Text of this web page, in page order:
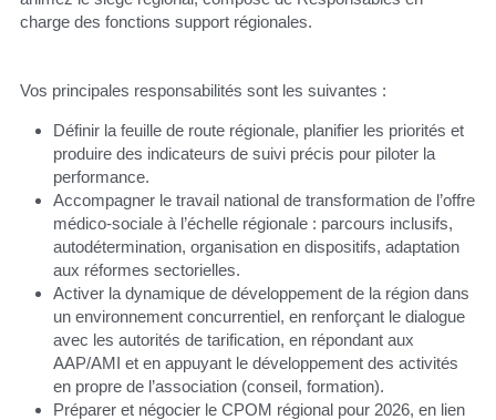
charge des fonctions support régionales.
Vos principales responsabilités sont les suivantes :
Définir la feuille de route régionale, planifier les priorités et
produire des indicateurs de suivi précis pour piloter la
performance.
Accompagner le travail national de transformation de l’offre
médico-sociale à l’échelle régionale : parcours inclusifs,
autodétermination, organisation en dispositifs, adaptation
aux réformes sectorielles.
Activer la dynamique de développement de la région dans
un environnement concurrentiel, en renforçant le dialogue
avec les autorités de tarification, en répondant aux
AAP/AMI et en appuyant le développement des activités
en propre de l’association (conseil, formation).
Préparer et négocier le CPOM régional pour 2026, en lien